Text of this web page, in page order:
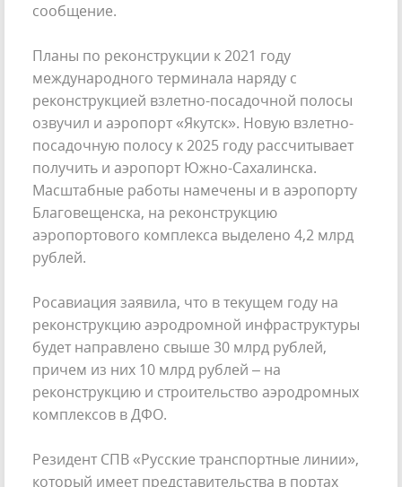
сообщение.
Планы по реконструкции к 2021 году
международного терминала наряду с
реконструкцией взлетно-посадочной полосы
озвучил и аэропорт «Якутск». Новую взлетно-
посадочную полосу к 2025 году рассчитывает
получить и аэропорт Южно-Сахалинска.
Масштабные работы намечены и в аэропорту
Благовещенска, на реконструкцию
аэропортового комплекса выделено 4,2 млрд
рублей.
Росавиация заявила, что в текущем году на
реконструкцию аэродромной инфраструктуры
будет направлено свыше 30 млрд рублей,
причем из них 10 млрд рублей – на
реконструкцию и строительство аэродромных
комплексов в ДФО.
Резидент СПВ «Русские транспортные линии»,
который имеет представительства в портах